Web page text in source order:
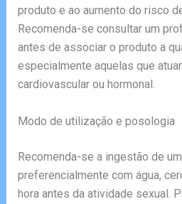
produto e ao aumento do risco
Recomenda-se consultar um
antes de associar o produto a
especialmente aquelas que
cardiovascular ou hormonal.
Modo de utilização e posologia
Recomenda-se a ingestão de
preferencialmente com água,
hora antes da atividade sexual.